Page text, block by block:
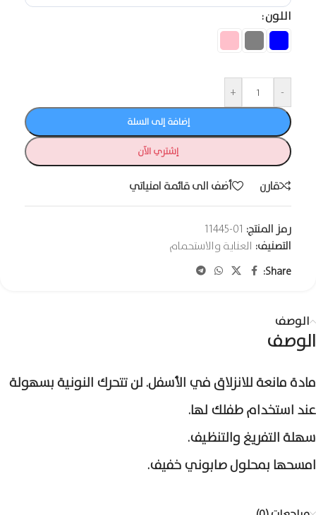
اللون
-
+
إضافة إلى السلة
إشتري الآن
قارن أضف الى قائمة امنياتي
رمز المنتج: 01-11445
التصنيف: العناية والاستحمام
Share:
الوصف
الوصف
مادة مانعة للانزلاق في الأسفل. لن تتحرك النونية بسهولة
عند استخدام طفلك لها.
سهلة التفريغ والتنظيف.
امسحها بمحلول صابوني خفيف.